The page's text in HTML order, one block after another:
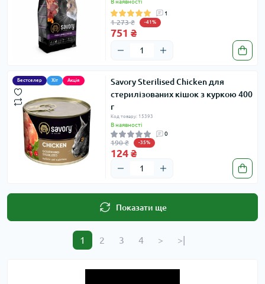
В наявності
1
1 273 ₴ -41%
751 ₴
Бестселер Хіт Акція
Savory Sterilised Chicken для
стерилізованих кішок з куркою 400
г
Код товару: 15393
В наявності
0
190 ₴ -35%
124 ₴
Показати ще
1 2 3 4 > >|